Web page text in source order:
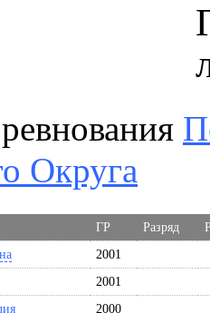
Округа
ГР Разряд
2001
2001
2000